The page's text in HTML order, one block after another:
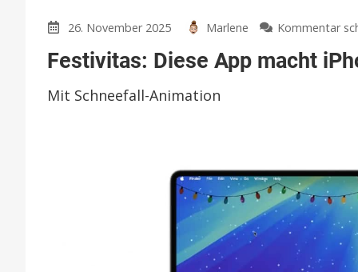
26. November 2025 Marlene Kommentar
Festivitas: Diese App macht
Mit Schneefall-Animation